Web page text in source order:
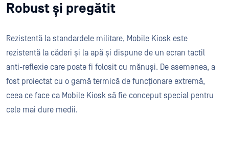
Robust și pregătit
Rezistentă la standardele militare, Mobile Kiosk este
rezistentă la căderi și la apă și dispune de un ecran tactil
anti-reflexie care poate fi folosit cu mănuși. De asemenea, a
fost proiectat cu o gamă termică de funcționare extremă,
ceea ce face ca Mobile Kiosk să fie conceput special pentru
cele mai dure medii.